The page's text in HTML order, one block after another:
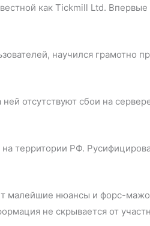
как Tickmill Ltd.
научился грамотно
отсутствуют сбои на
территории РФ.
малейшие нюансы и форс-
не скрывается от